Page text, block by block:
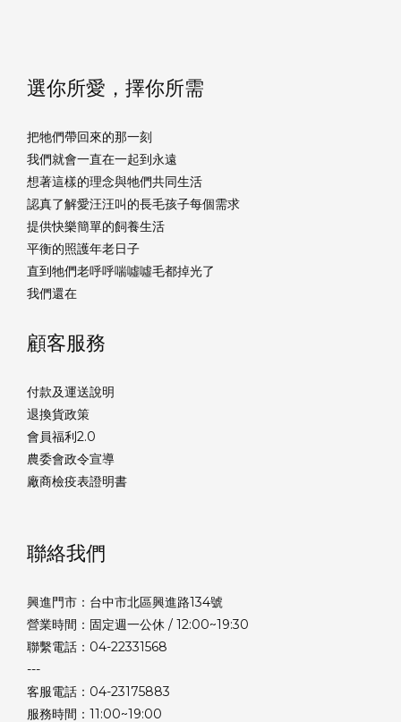
選你所愛，擇你所需
把牠們帶回來的那一刻
我們就會一直在一起到永遠
想著這樣的理念與牠們共同生活
認真了解愛汪汪叫的長毛孩子每個需求
提供快樂簡單的飼養生活
平衡的照護年老日子
直到牠們老呼呼喘噓噓毛都掉光了
我們還在
顧客服務
付款及運送說明
退換貨政策
會員福利2.0
農委會政令宣導
廠商檢疫表證明書
聯絡我們
興進門市：台中市北區興進路134號
營業時間：固定週一公休 / 12:00~19:30
聯繫電話：04-22331568
---
客服電話：04-23175883
服務時間：11:00~19:00